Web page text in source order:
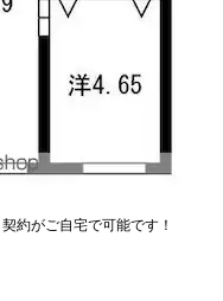
約がご自宅で可能です！